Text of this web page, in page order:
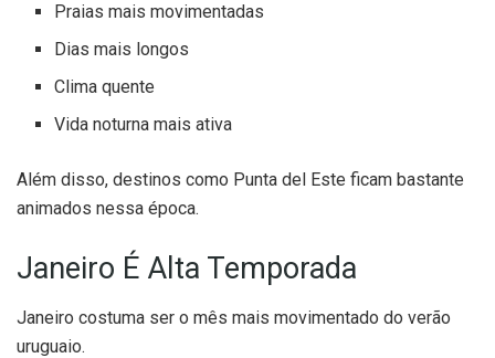
Praias mais movimentadas
Dias mais longos
Clima quente
Vida noturna mais ativa
Além disso, destinos como Punta del Este ficam bastante
animados nessa época.
Janeiro É Alta Temporada
Janeiro costuma ser o mês mais movimentado do verão
uruguaio.